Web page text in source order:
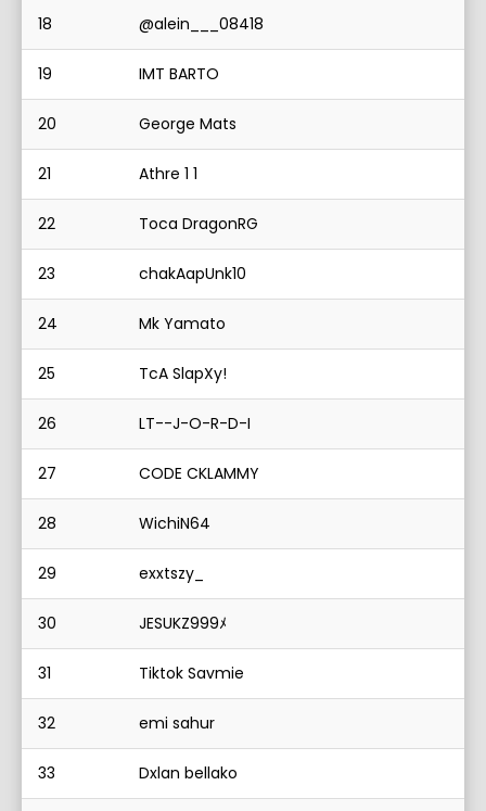
18 @alein___08418
19 IMT BARTO
20 George Mats
21 Athre 1 1
22 Toca DragonRG
23 chakAapUnk10
24 Mk Yamato
25 TcA SlapXy!
26 LT--J-O-R-D-I
27 CODE CKLAMMY
28 WichiN64
29 exxtszy_
30 JESUKZ999ﾒ
31 Tiktok Savmie
32 emi sahur
33 Dxlan bellako